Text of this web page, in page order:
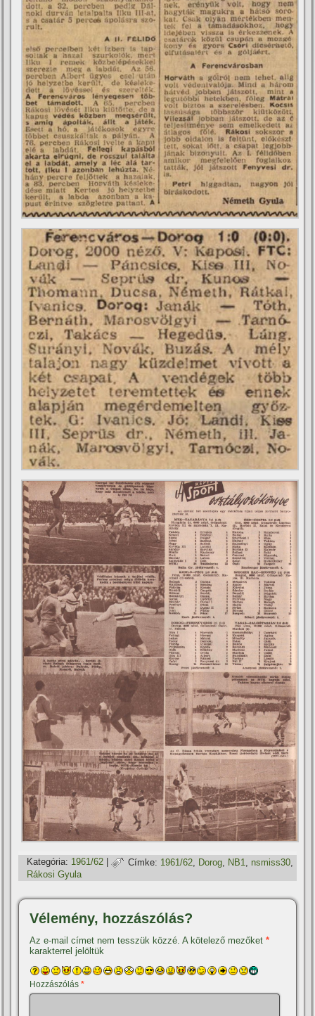
Kategória: 1961/62 | Címke: 1961/62 Dorog NB1 nsmiss30
Rákosi Gyula
Vélemény, hozzászólás?
Az e-mail címet nem tesszük közzé. A kötelező mezőket*
karakterrel jelöltük
Hozzászólás*